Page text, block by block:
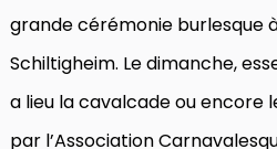
grande cérémonie burlesque
Schiltigheim. Le dimanche,
a lieu la cavalcade ou encore
par l’Association